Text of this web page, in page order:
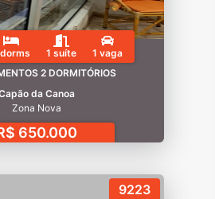
1 suíte
1 vaga
2 DORMITÓRIOS
da Canoa
Zona Nova
650.000
9223